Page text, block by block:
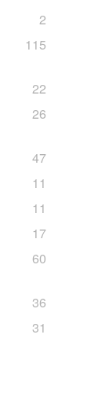
2
115
22
26
47
11
11
17
60
36
31